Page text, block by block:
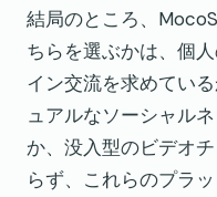
結局のところ、
ちらを選ぶかは、個
イン交流を求めてい
ュアルなソーシャル
か、没入型のビデオ
らず、これらのプラ